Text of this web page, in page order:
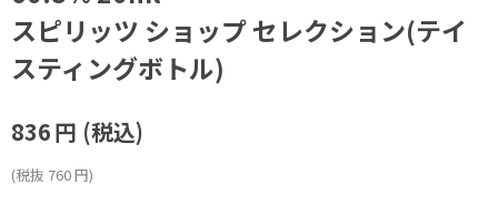
スピリッツ ショップ セレクション(テイ
スティングボトル)
836円 (税込)
(税抜 760円)